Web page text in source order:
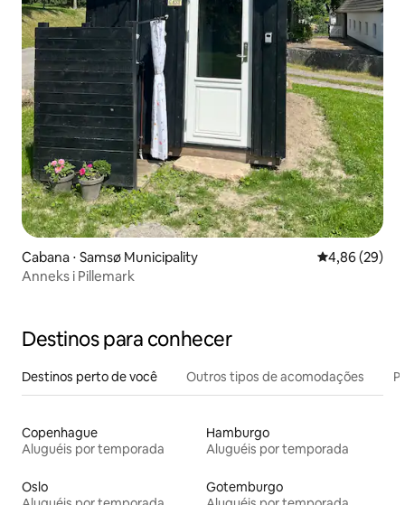
Cabana ⋅ Samsø Municipality 4,86 de uma
4,86 (29)
Anneks i Pillemark
Destinos para conhecer
Destinos perto de você Outros tipos de acomodações
Copenhague
Aluguéis por temporada
Hamburgo
Aluguéis por temporada
Oslo
Gotemburgo